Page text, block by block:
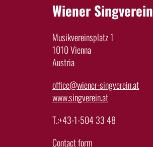
Wiener Singverein
Musikvereinsplatz 1
1010 Vienna
Austria
office@wiener-singverein.at
www.singverein.at
T.:+43-1-504 33 48
Contact form